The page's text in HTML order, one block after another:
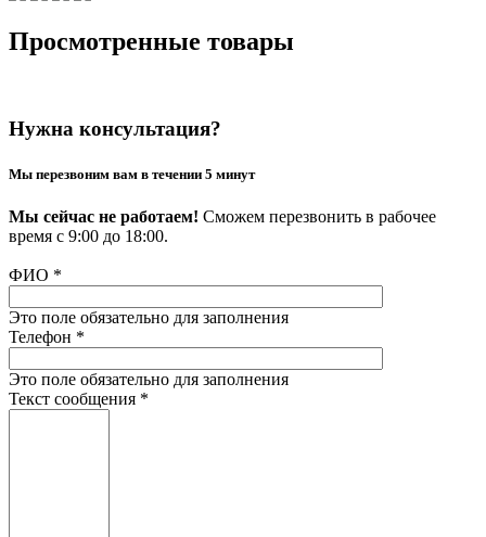
Просмотренные товары
Нужна консультация?
Мы перезвоним вам в течении 5 минут
Мы сейчас не работаем! Сможем перезвонить в рабочее
время с 9:00 до 18:00.
ФИО *
Это поле обязательно для заполнения
Телефон *
Это поле обязательно для заполнения
Текст сообщения *